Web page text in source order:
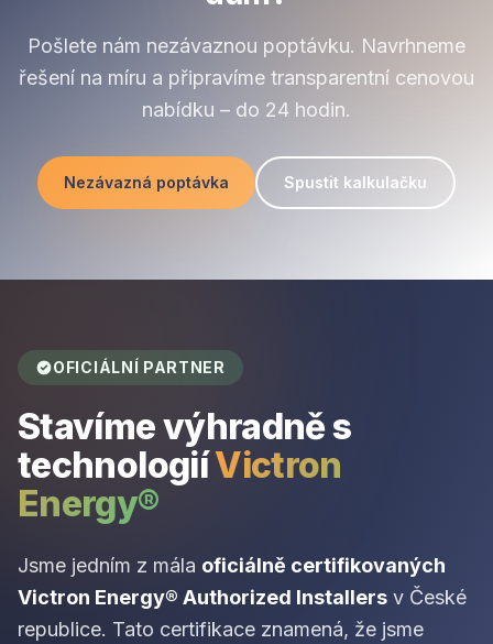
Pošlete nám nezávaznou poptávku. Navrhneme
řešení na míru a připravíme transparentní cenovou
nabídku – do 24 hodin.
Nezávazná poptávka Spustit kalkulačku
OFICIÁLNÍ PARTNER
Stavíme výhradně s
technologiíVictron
Energy®
Jsme jedním z mála oficiálně certifikovaných
Victron Energy® Authorized Installers v České
republice. Tato certifikace znamená, že jsme